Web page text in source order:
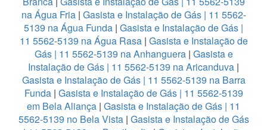
na Água Fria| Gasista e Instalação de Gás | 11 5562-
5139 na Água Funda | Gasista e Instalação de Gás |
11 5562-5139 na Água Rasa | Gasista e Instalação de
Gás | 11 5562-5139 na Anhanguera| Gasista e
Instalação de Gás | 11 5562-5139 na Aricanduva |
Gasista e Instalação de Gás | 11 5562-5139 na Barra
Funda | Gasista e Instalação de Gás | 11 5562-5139
em Bela Aliança | Gasista e Instalação de Gás | 11
5562-5139 no Bela Vista| Gasista e Instalação de Gás